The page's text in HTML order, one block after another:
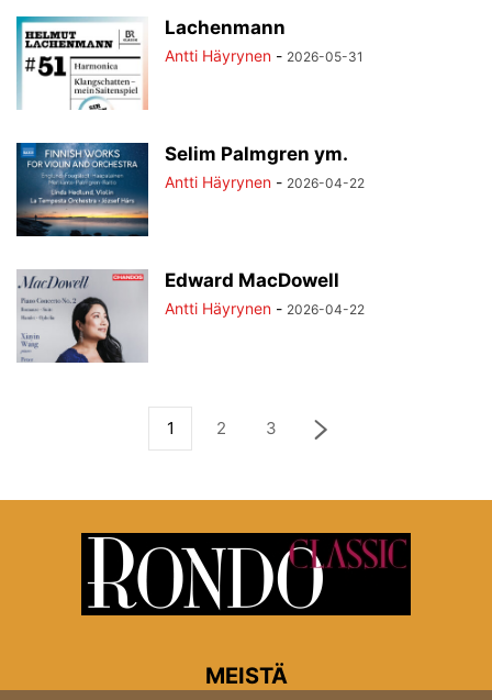
Lachenmann
Antti Häyrynen - 2026-05-31
Selim Palmgren ym.
Antti Häyrynen - 2026-04-22
Edward MacDowell
Antti Häyrynen - 2026-04-22
1 2 3
MEISTÄ